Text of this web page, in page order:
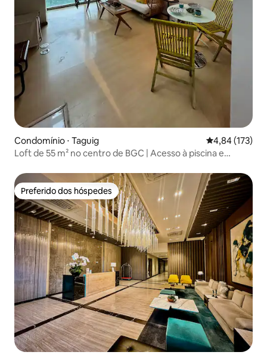
Condomínio ⋅ Taguig 4,84 de uma
4,84 (173)
Loft de 55 m² no centro de BGC | Acesso à piscina e
Preferido dos hóspedes
Preferido dos hóspedes